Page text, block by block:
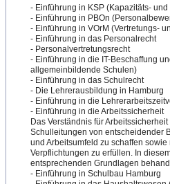
- Einführung in KSP (Kapazitäts-
- Einführung in PBOn
- Einführung in VOrM (Vertretungs-
- Einführung in das Personalrecht
- Personalvertretungsrecht
- Einführung in die IT-Beschaffung
allgemeinbildende Schulen)
- Einführung in das Schulrecht
- Die Lehrerausbildung in Hamburg
- Einführung in die
- Einführung in die Arbeitssicherheit
Das Verständnis für
Schulleitungen von entscheidender
und Arbeitsumfeld zu schaffen
Verpflichtungen zu erfüllen. In
entsprechenden Grundlagen
- Einführung in Schulbau Hamburg